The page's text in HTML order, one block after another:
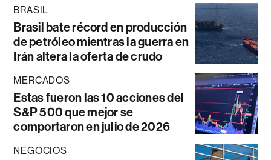
BRASIL
Brasil bate récord en producción
de petróleo mientras la guerra en
Irán altera la oferta de crudo
MERCADOS
Estas fueron las 10 acciones del
S&P 500 que mejor se
comportaron en julio de 2026
NEGOCIOS